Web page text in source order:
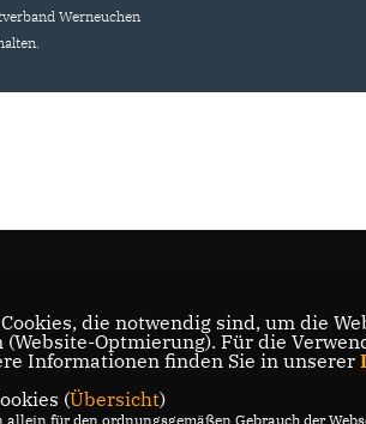
Werneuchen
die notwendig sind, um die
(Website-Optmierung). Für die
Informationen finden Sie in unserer
(Übersicht)
allein für den ordnungsgemäßen Gebrauch der